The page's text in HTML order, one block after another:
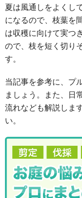
夏は風通しをよくし
になるので、枝葉を
は収穫に向けて実つ
ので、枝を短く切り
す。
当記事を参考に、プ
ましょう。また、日
流れなども解説しま
い。